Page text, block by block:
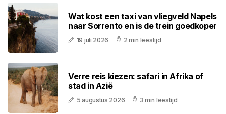
Wat kost een taxi van vliegveld Napels
naar Sorrento en is de trein goedkoper
19 juli 2026 2 min leestijd
Verre reis kiezen: safari in Afrika of
stad in Azië
5 augustus 2026 3 min leestijd